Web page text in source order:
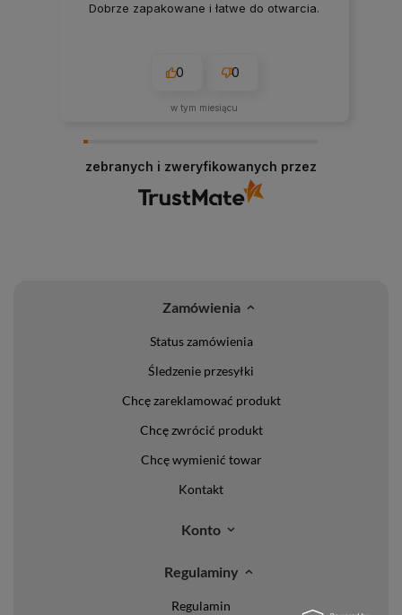
Dobrze zapakowane i łatwe do otwarcia.
0 0
w tym miesiącu
zebranych i zweryfikowanych przez
Zamówienia
Status zamówienia
Śledzenie przesyłki
Chcę zareklamować produkt
Chcę zwrócić produkt
Chcę wymienić towar
Kontakt
Konto
Regulaminy
Regulamin